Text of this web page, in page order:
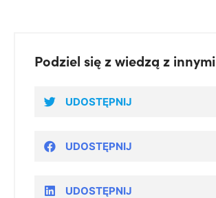
Podziel się z wiedzą z innymi
UDOSTĘPNIJ
UDOSTĘPNIJ
UDOSTĘPNIJ